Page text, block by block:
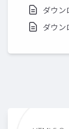
ダウ
ダウ